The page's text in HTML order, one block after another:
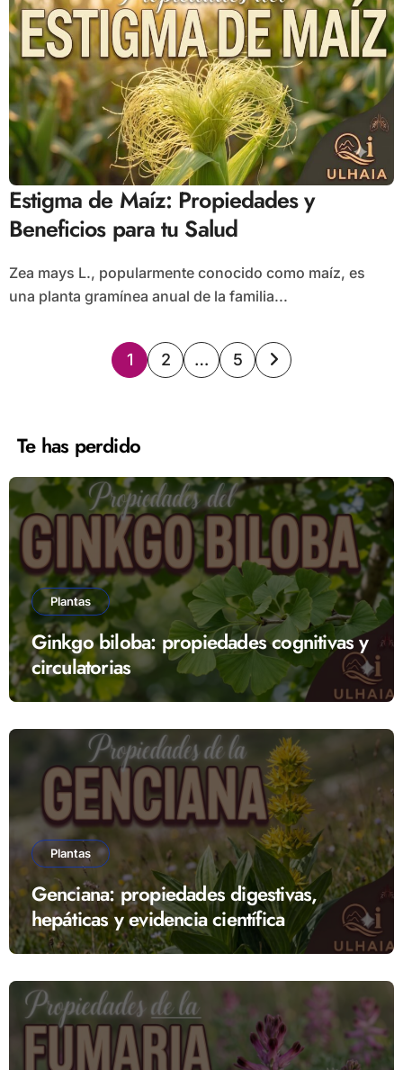
Estigma de Maíz: Propiedades y
Beneficios para tu Salud
Zea mays L., popularmente conocido como maíz, es
una planta gramínea anual de la familia...
Paginación
de
1 2 … 5
Te has perdido
Plantas
Ginkgo biloba: propiedades cognitivas y
circulatorias
Plantas
Genciana: propiedades digestivas,
hepáticas y evidencia científica